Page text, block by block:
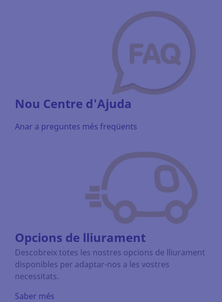
Nou Centre d'Ajuda
Anar a preguntes més freqüents
Opcions de lliurament
Descobreix totes les nostres opcions de lliurament
disponibles per adaptar-nos a les vostres
necessitats.
Saber més